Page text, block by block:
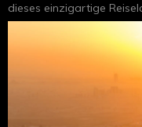
dieses einzigartige